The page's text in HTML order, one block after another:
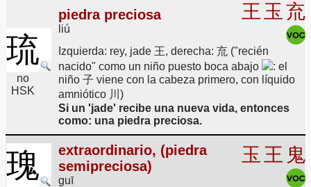
琉
no
HSK
piedra preciosa
liú
王 玉 㐬
Izquierda: rey, jade 王, derecha: 㐬 ("recién
nacido" como un niño puesto boca abajo
: el
niño 子 viene con la cabeza primero, con líquido
amniótico 川)
Si un 'jade' recibe una nueva vida, entonces
como: una piedra preciosa.
瑰
extraordinario, (piedra
semipreciosa)
guī
玉 王 鬼